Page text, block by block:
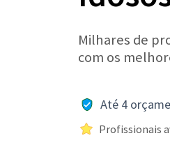
Milhares de
com os
Até 4
Profissionais